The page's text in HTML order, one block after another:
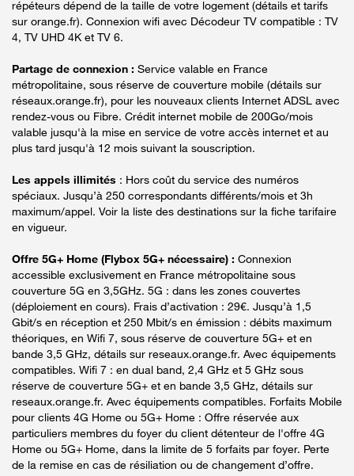
répéteurs dépend de la taille de votre logement (détails et tarifs
sur orange.fr). Connexion wifi avec Décodeur TV compatible : TV
4, TV UHD 4K et TV 6.
Partage de connexion : Service valable en France
métropolitaine, sous réserve de couverture mobile (détails sur
réseaux.orange.fr), pour les nouveaux clients Internet ADSL avec
rendez-vous ou Fibre. Crédit internet mobile de 200Go/mois
valable jusqu'à la mise en service de votre accès internet et au
plus tard jusqu'à 12 mois suivant la souscription.
Les appels illimités : Hors coût du service des numéros
spéciaux. Jusqu’à 250 correspondants différents/mois et 3h
maximum/appel. Voir la liste des destinations sur la fiche tarifaire
en vigueur.
Offre 5G+ Home (Flybox 5G+ nécessaire) : Connexion
accessible exclusivement en France métropolitaine sous
couverture 5G en 3,5GHz. 5G : dans les zones couvertes
(déploiement en cours). Frais d’activation : 29€. Jusqu’à 1,5
Gbit/s en réception et 250 Mbit/s en émission : débits maximum
théoriques, en Wifi 7, sous réserve de couverture 5G+ et en
bande 3,5 GHz, détails sur reseaux.orange.fr. Avec équipements
compatibles. Wifi 7 : en dual band, 2,4 GHz et 5 GHz sous
réserve de couverture 5G+ et en bande 3,5 GHz, détails sur
reseaux.orange.fr. Avec équipements compatibles. Forfaits Mobile
pour clients 4G Home ou 5G+ Home : Offre réservée aux
particuliers membres du foyer du client détenteur de l'offre 4G
Home ou 5G+ Home, dans la limite de 5 forfaits par foyer. Perte
de la remise en cas de résiliation ou de changement d’offre.